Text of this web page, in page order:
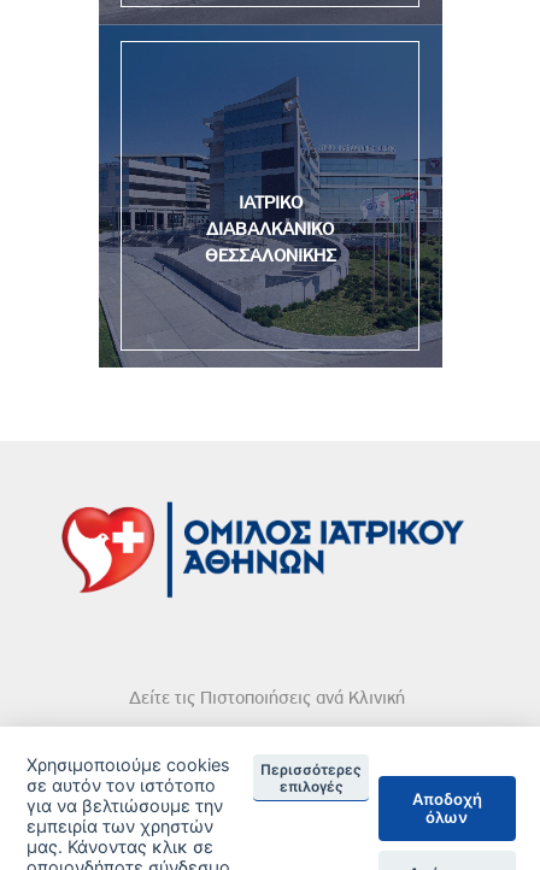
ΙΑΤΡΙΚΟ
ΔΙΑΒΑΛΚΑΝΙΚΟ
ΘΕΣΣΑΛΟΝΙΚΗΣ
Δείτε τις Πιστοποιήσεις ανά Κλινική
Χρησιμοποιούμε cookies
σε αυτόν τον ιστότοπο
για να βελτιώσουμε την
εμπειρία των χρηστών
μας. Κάνοντας κλικ σε
Περισσότερες
επιλογές
Αποδοχή
όλων